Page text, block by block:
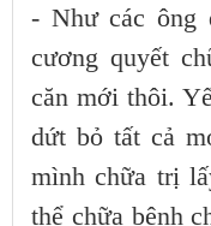
- Như các ông
cương quyết
căn mới thôi.
dứt bỏ tất cả
mình chữa trị
thể chữa bệnh